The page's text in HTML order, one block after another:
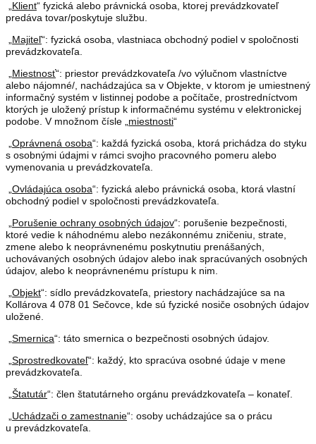
„Klient“ fyzická alebo právnická osoba, ktorej prevádzkovateľ
predáva tovar/poskytuje službu.
„Majiteľ“: fyzická osoba, vlastniaca obchodný podiel v spoločnosti
prevádzkovateľa.
„Miestnosť“: priestor prevádzkovateľa /vo výlučnom vlastníctve
alebo nájomné/, nachádzajúca sa v Objekte, v ktorom je umiestnený
informačný systém v listinnej podobe a počítače, prostredníctvom
ktorých je uložený prístup k informačnému systému v elektronickej
podobe. V množnom čísle „miestnosti“
„Oprávnená osoba“: každá fyzická osoba, ktorá prichádza do styku
s osobnými údajmi v rámci svojho pracovného pomeru alebo
vymenovania u prevádzkovateľa.
„Ovládajúca osoba“: fyzická alebo právnická osoba, ktorá vlastní
obchodný podiel v spoločnosti prevádzkovateľa.
„Porušenie ochrany osobných údajov“: porušenie bezpečnosti,
ktoré vedie k náhodnému alebo nezákonnému zničeniu, strate,
zmene alebo k neoprávnenému poskytnutiu prenášaných,
uchovávaných osobných údajov alebo inak spracúvaných osobných
údajov, alebo k neoprávnenému prístupu k nim.
„Objekt“: sídlo prevádzkovateľa, priestory nachádzajúce sa na
Kollárova 4 078 01 Sečovce, kde sú fyzické nosiče osobných údajov
uložené.
„Smernica“: táto smernica o bezpečnosti osobných údajov.
„Sprostredkovateľ“: každý, kto spracúva osobné údaje v mene
prevádzkovateľa.
„Štatutár“: člen štatutárneho orgánu prevádzkovateľa – konateľ.
„Uchádzači o zamestnanie“: osoby uchádzajúce sa o prácu
u prevádzkovateľa.